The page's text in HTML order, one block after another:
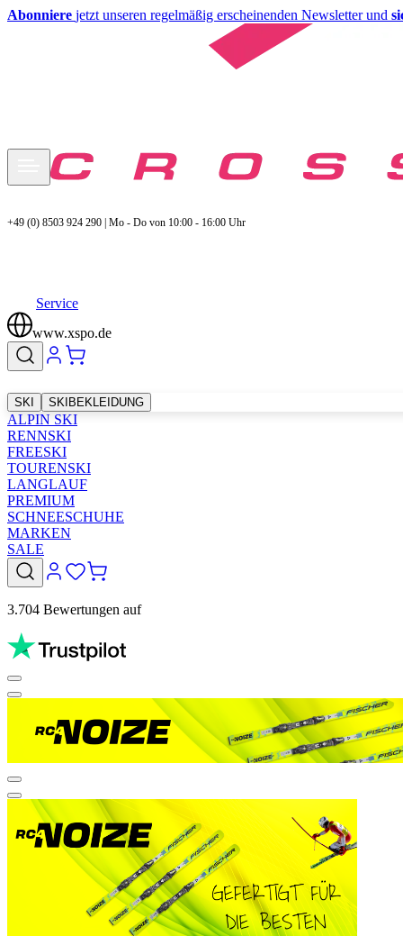
Abonniere jetzt unseren regelmäßig erscheinenden Newsletter und
+49 (0) 8503 924 290 | Mo - Do von 10:00 - 16:00 Uhr
Service
www.xspo.de
SKI SKIBEKLEIDUNG
ALPIN SKI
RENNSKI
FREESKI
TOURENSKI
LANGLAUF
PREMIUM
SCHNEESCHUHE
MARKEN
SALE
3.704 Bewertungen auf